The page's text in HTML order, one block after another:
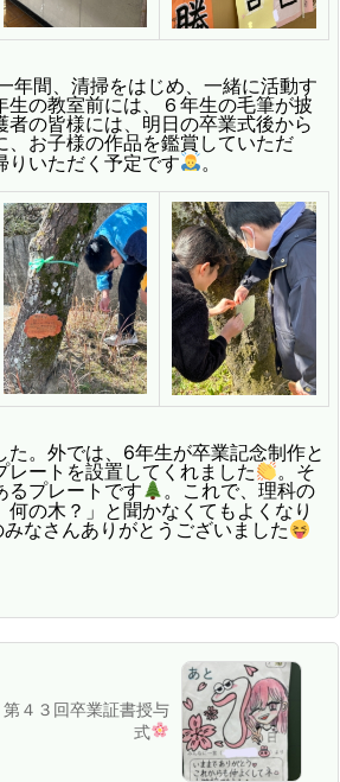
年間、清掃をはじめ、一緒に活動す
生の教室前には、６年生の毛筆が披
者の皆様には、 明日の卒業式後から
お子様の作品を鑑賞していただ
りいただく予定です
。
た。外では、6年生が卒業記念制作と
レートを設置してくれました
。そ
るプレートです
。これで、理科の
何の木？」と聞かなくてもよくなり
なさんありがとうございました
４３回卒業証書授与
式